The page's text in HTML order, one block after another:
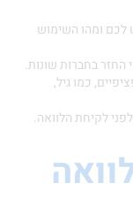
השימוש
שונות.
גיל,
הלוואה.